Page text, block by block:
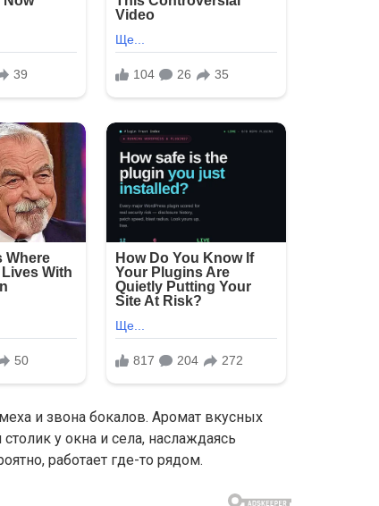
и звона бокалов. Аромат вкусных
у окна и села, наслаждаясь
работает где-то рядом.